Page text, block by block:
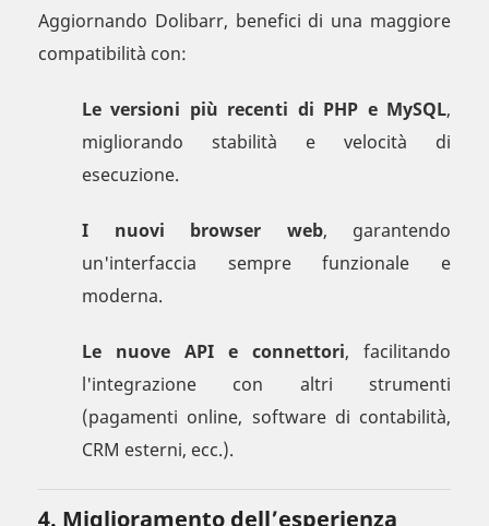
Aggiornando Dolibarr, benefici di una maggiore
compatibilità con:
Le versioni più recenti di PHP e MySQL,
migliorando stabilità e velocità di
esecuzione.
I nuovi browser web, garantendo
un'interfaccia sempre funzionale e
moderna.
Le nuove API e connettori, facilitando
l'integrazione con altri strumenti
(pagamenti online, software di contabilità,
CRM esterni, ecc.).
4. Miglioramento dell’esperienza